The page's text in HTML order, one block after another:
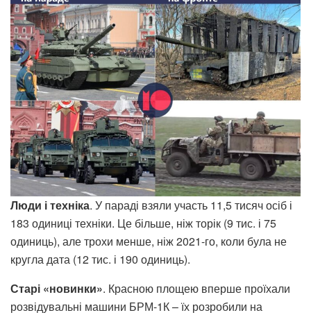
Люди і техніка. У параді взяли участь 11,5 тисяч осіб і
183 одиниці техніки. Це більше, ніж торік (9 тис. і 75
одиниць), але трохи менше, ніж 2021-го, коли була не
кругла дата (12 тис. і 190 одиниць).
Старі «новинки». Красною площею вперше проїхали
розвідувальні машини БРМ-1К – їх розробили на